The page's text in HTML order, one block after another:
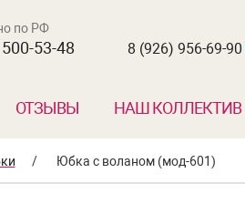
по РФ
53-48 8 (926) 956-69-90
ОТЗЫВЫ НАШ КОЛЛЕКТИВ
/ Юбка с воланом (мод-601)